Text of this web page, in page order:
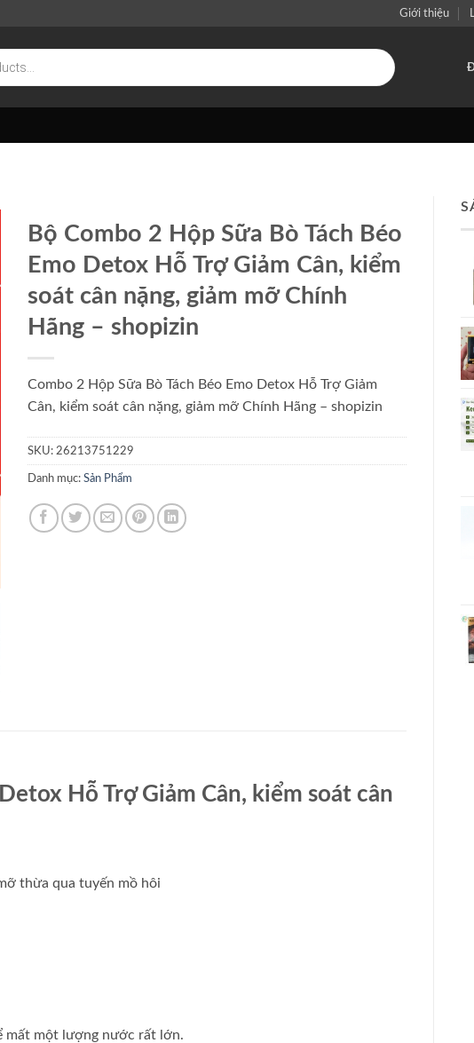
Giới thiệu
Bộ Combo 2 Hộp Sữa Bò Tách Béo
Emo Detox Hỗ Trợ Giảm Cân, kiểm
soát cân nặng, giảm mỡ Chính
Hãng – shopizin
Combo 2 Hộp Sữa Bò Tách Béo Emo Detox Hỗ Trợ Giảm
Cân, kiểm soát cân nặng, giảm mỡ Chính Hãng – shopizin
SKU: 26213751229
Danh mục: Sản Phẩm
Hỗ Trợ Giảm Cân, kiểm soát cân
thừa qua tuyến mồ hôi
mất một lượng nước rất lớn.